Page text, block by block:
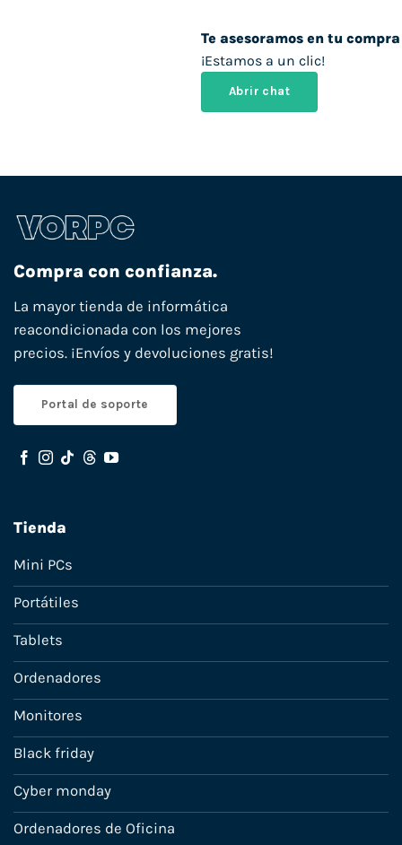
Te asesoramos en tu compra
¡Estamos a un clic!
Abrir chat
Compra con confianza.
La mayor tienda de informática
reacondicionada con los mejores
precios. ¡Envíos y devoluciones gratis!
Portal de soporte
Tienda
Mini PCs
Portátiles
Tablets
Ordenadores
Monitores
Black friday
Cyber monday
Ordenadores de Oficina